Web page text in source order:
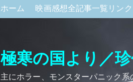
ホーム 映画感想全記事一覧リン
極寒の国より／
主にホラー、モンスターパニック